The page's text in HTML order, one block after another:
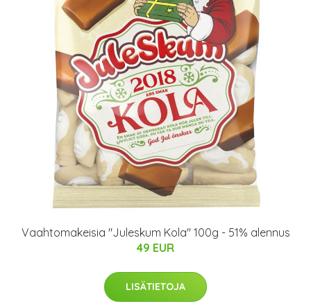
Vaahtomakeisia "Juleskum Kola" 100g - 51% alennus
49 EUR
LISÄTIETOJA